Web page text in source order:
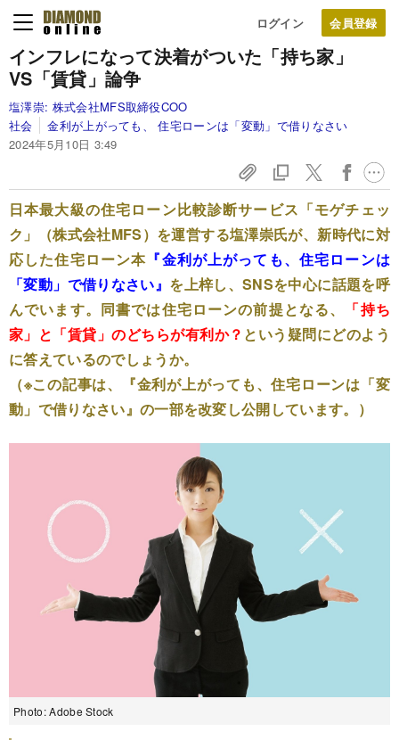
ログイン
インフレになって決着がついた「持ち家」
VS「賃貸」論争
塩澤崇: 株式会社MFS取締役COO
社会
金利が上がっても、 住宅ローンは「変動」で借りなさい
2024年5月10日 3:49
日本最大級の住宅ローン比較診断サービス「モゲチェッ
ク」（株式会社MFS）を運営する塩澤崇氏が、新時代に対
応した住宅ローン本 『金利が上がっても、住宅ローンは
「変動」で借りなさい』 を上梓し、SNSを中心に話題を呼
んでいます。同書では住宅ローンの前提となる、
「持ち
家」と「賃貸」のどちらが有利か？ という疑問にどのよう
に答えているのでしょうか。
（※この記事は、
『金利が上がっても、住宅ローンは「変
動」で借りなさい』 の一部を改変し公開しています。）
Photo: Adobe Stock